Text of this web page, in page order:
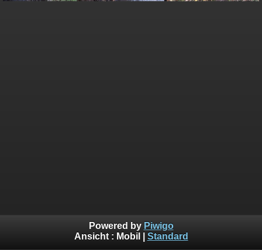
Powered by Piwigo
Ansicht : Mobil Standard